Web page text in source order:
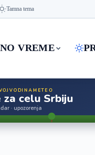
Tamna tema
VREME
za celu Srbiju
· upozorenja